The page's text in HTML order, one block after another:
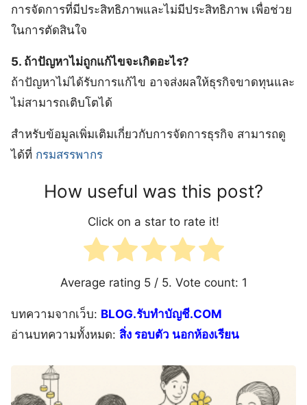
การจัดการที่มีประสิทธิภาพและไม่มีประสิทธิภาพ เพื่อช่วย
ในการตัดสินใจ
5. ถ้าปัญหาไม่ถูกแก้ไขจะเกิดอะไร?
ถ้าปัญหาไม่ได้รับการแก้ไข อาจส่งผลให้ธุรกิจขาดทุนและ
ไม่สามารถเติบโตได้
สำหรับข้อมูลเพิ่มเติมเกี่ยวกับการจัดการธุรกิจ สามารถดู
ได้ที่ กรมสรรพากร
How useful was this post?
Click on a star to rate it!
Average rating 5/ 5. Vote count: 1
บทความจากเว็บ: BLOG.รับทำบัญชี.COM
อ่านบทความทั้งหมด: สิ่ง รอบตัว นอกห้องเรียน